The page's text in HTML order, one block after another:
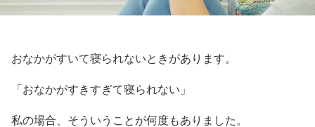
おなかがすいて寝られないときがあります。
「おなかがすきすぎて寝られない」
私の場合、そういうことが何度もありました。